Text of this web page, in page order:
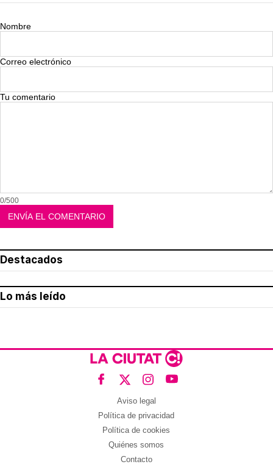
Nombre
Correo electrónico
Tu comentario
0/500
Destacados
Lo más leído
Aviso legal
Política de privacidad
Política de cookies
Quiénes somos
Contacto